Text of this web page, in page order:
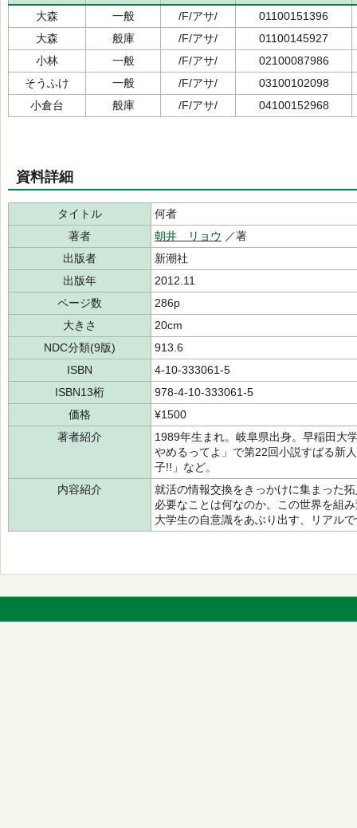
大森
一般 /F/アサ/
01100151396
大森
般庫 /F/アサ/
01100145927
小林
一般 /F/アサ/
02100087986
そうふけ
一般 /F/アサ/
03100102098
小倉台
般庫 /F/アサ/ 04100152968
資料詳細
タイトル
何者
著者
朝井 リョウ ／著
出版者
新潮社
出版年
2012.11
ページ数
286p
大きさ
20cm
NDC分類(9版)
913.6
ISBN
4-10-333061-5
ISBN13桁
978-4-10-333061-5
価格
¥1500
著者紹介
1989年生まれ。岐阜県出身。早稲田大
やめるってよ」で第22回小説すばる新
子!!」など。
内容紹介
就活の情報交換をきっかけに集まった
必要なことは何なのか。この世界を組
大学生の自意識をあぶり出す、リアル